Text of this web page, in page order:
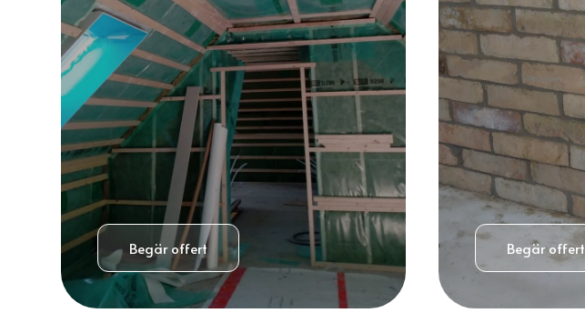
Begär offert Begär offert